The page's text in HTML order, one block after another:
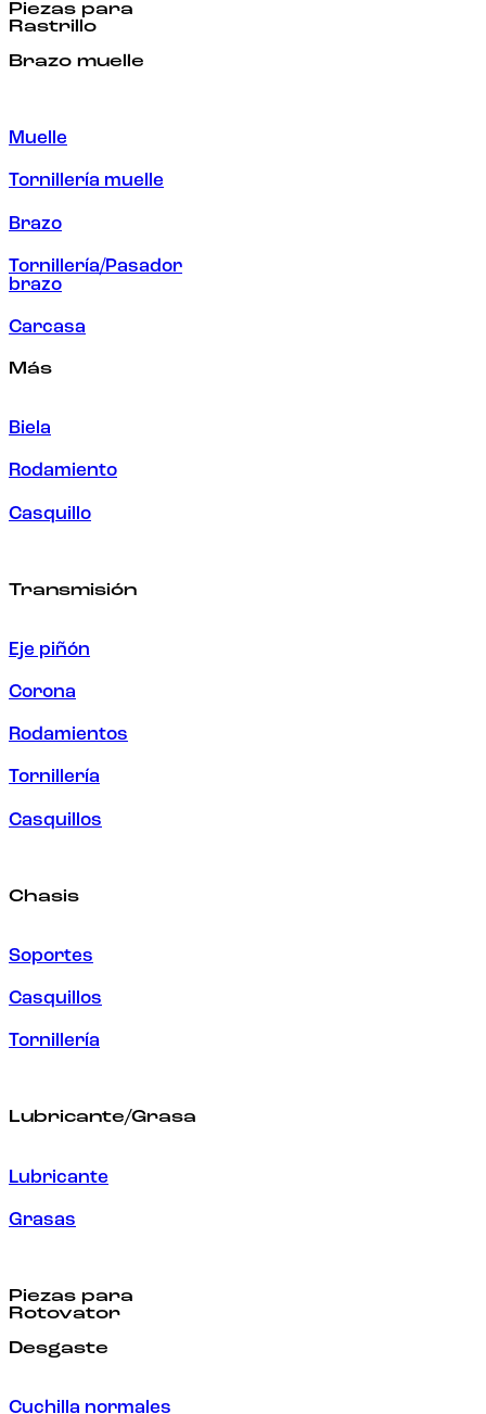
Piezas para
Rastrillo
Brazo muelle
Muelle
Tornillería muelle
Brazo
Tornillería/Pasador
brazo
Carcasa
Más
Biela
Rodamiento
Casquillo
Transmisión
Eje piñón
Corona
Rodamientos
Tornillería
Casquillos
Chasis
Soportes
Casquillos
Tornillería
Lubricante/Grasa
Lubricante
Grasas
Piezas para
Rotovator
Desgaste
Cuchilla normales